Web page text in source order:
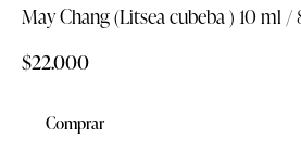
May Chang (Litsea cubeba ) 10 ml /
$22.000
Comprar